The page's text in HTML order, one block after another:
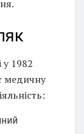
1982
медичну